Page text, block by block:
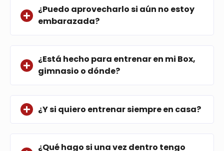
¿Puedo aprovecharlo si aún no estoy
embarazada?
¿Está hecho para entrenar en mi Box,
gimnasio o dónde?
¿Y si quiero entrenar siempre en casa?
¿Qué hago si una vez dentro tengo